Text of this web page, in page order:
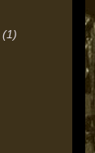
(1)